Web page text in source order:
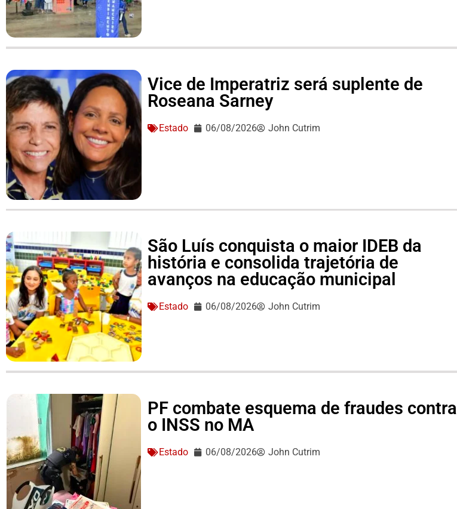
Vice de Imperatriz será suplente de
Roseana Sarney
Estado 06/08/2026 John Cutrim
São Luís conquista o maior IDEB da
história e consolida trajetória de
avanços na educação municipal
Estado 06/08/2026 John Cutrim
PF combate esquema de fraudes contra
o INSS no MA
Estado 06/08/2026 John Cutrim